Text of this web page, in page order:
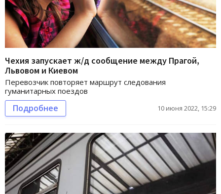
Чехия запускает ж/д сообщение между Прагой,
Львовом и Киевом
Перевозчик повторяет маршрут следования
гуманитарных поездов
Подробнее 10 июня 2022, 15:29